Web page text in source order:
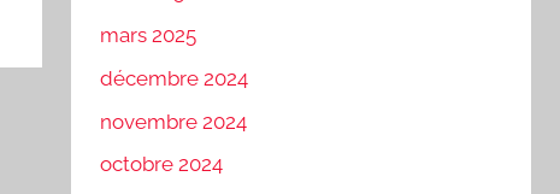
mars 2025
décembre 2024
novembre 2024
octobre 2024